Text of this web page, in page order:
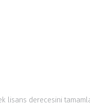
lisans derecesini